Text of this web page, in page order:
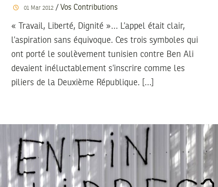
01 Mar 2012/ Vos Contributions
« Travail, Liberté, Dignité »… L’appel était clair,
l’aspiration sans équivoque. Ces trois symboles qui
ont porté le soulèvement tunisien contre Ben Ali
devaient inéluctablement s’inscrire comme les
piliers de la Deuxième République. […]